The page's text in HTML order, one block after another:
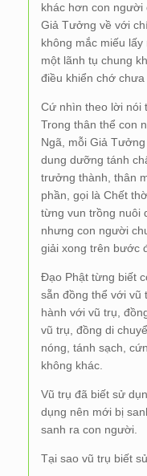
khác hơn con người
Giả Tưởng về với
không mắc miếu
một lãnh tụ chung
điều khiển chớ
Cứ nhìn theo lời nói
Trong thân thể con
Ngã, mỗi Giả
dung dưỡng tánh
trưởng thành, thân
phần, gọi là Chết
từng vun trồng nuôi
nhưng con người
giải xong trên bước
Đạo Phật từng biết
sẵn đồng thể với vũ
hành với vũ trụ,
vũ trụ, đồng di
nóng, tánh sạch,
không khác.
Vũ trụ đã biết sử
dụng nên mới bị
sanh ra con người.
Tại sao vũ trụ biết